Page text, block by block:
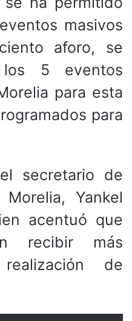
masivos
aforo, se
los 5 eventos
para esta
para
secretario de
Yankel
acentuó que
recibir más
de